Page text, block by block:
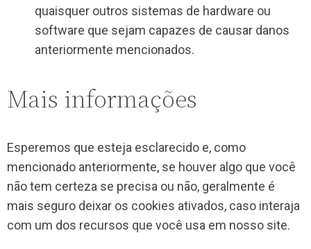
quaisquer outros sistemas de hardware ou
software que sejam capazes de causar danos
anteriormente mencionados.
Mais informações
Esperemos que esteja esclarecido e, como
mencionado anteriormente, se houver algo que você
não tem certeza se precisa ou não, geralmente é
mais seguro deixar os cookies ativados, caso interaja
com um dos recursos que você usa em nosso site.